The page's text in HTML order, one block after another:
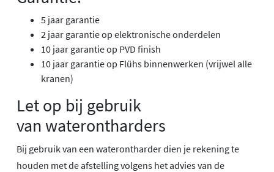
5 jaar garantie
2 jaar garantie op elektronische onderdelen
10 jaar garantie op PVD finish
10 jaar garantie op Flühs binnenwerken (vrijwel alle
kranen)
Let op bij gebruik
van waterontharders
Bij gebruik van een waterontharder dien je rekening te
houden met de afstelling volgens het advies van de